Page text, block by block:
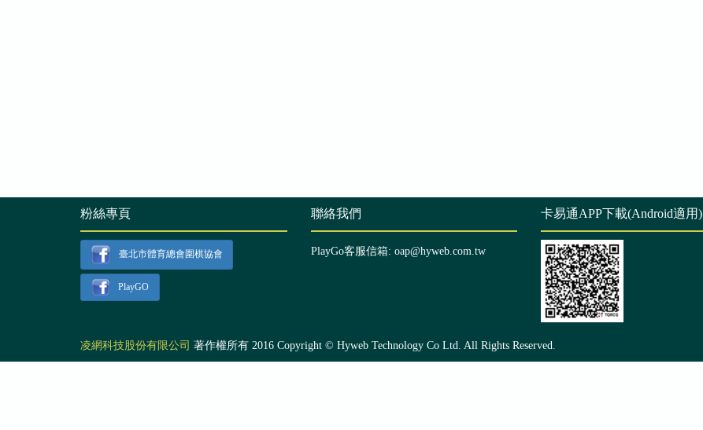
粉絲專頁
臺北市體育總會圍棋協會
PlayGO
聯絡我們
PlayGo客服信箱: oap@hyweb.com.tw
卡易通APP下載(Android適用)
凌網科技股份有限公司 著作權所有 2016 Copyright © Hyweb Technology Co Ltd. All Rights Reserved.